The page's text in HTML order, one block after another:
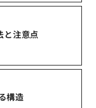
と注意点
構造